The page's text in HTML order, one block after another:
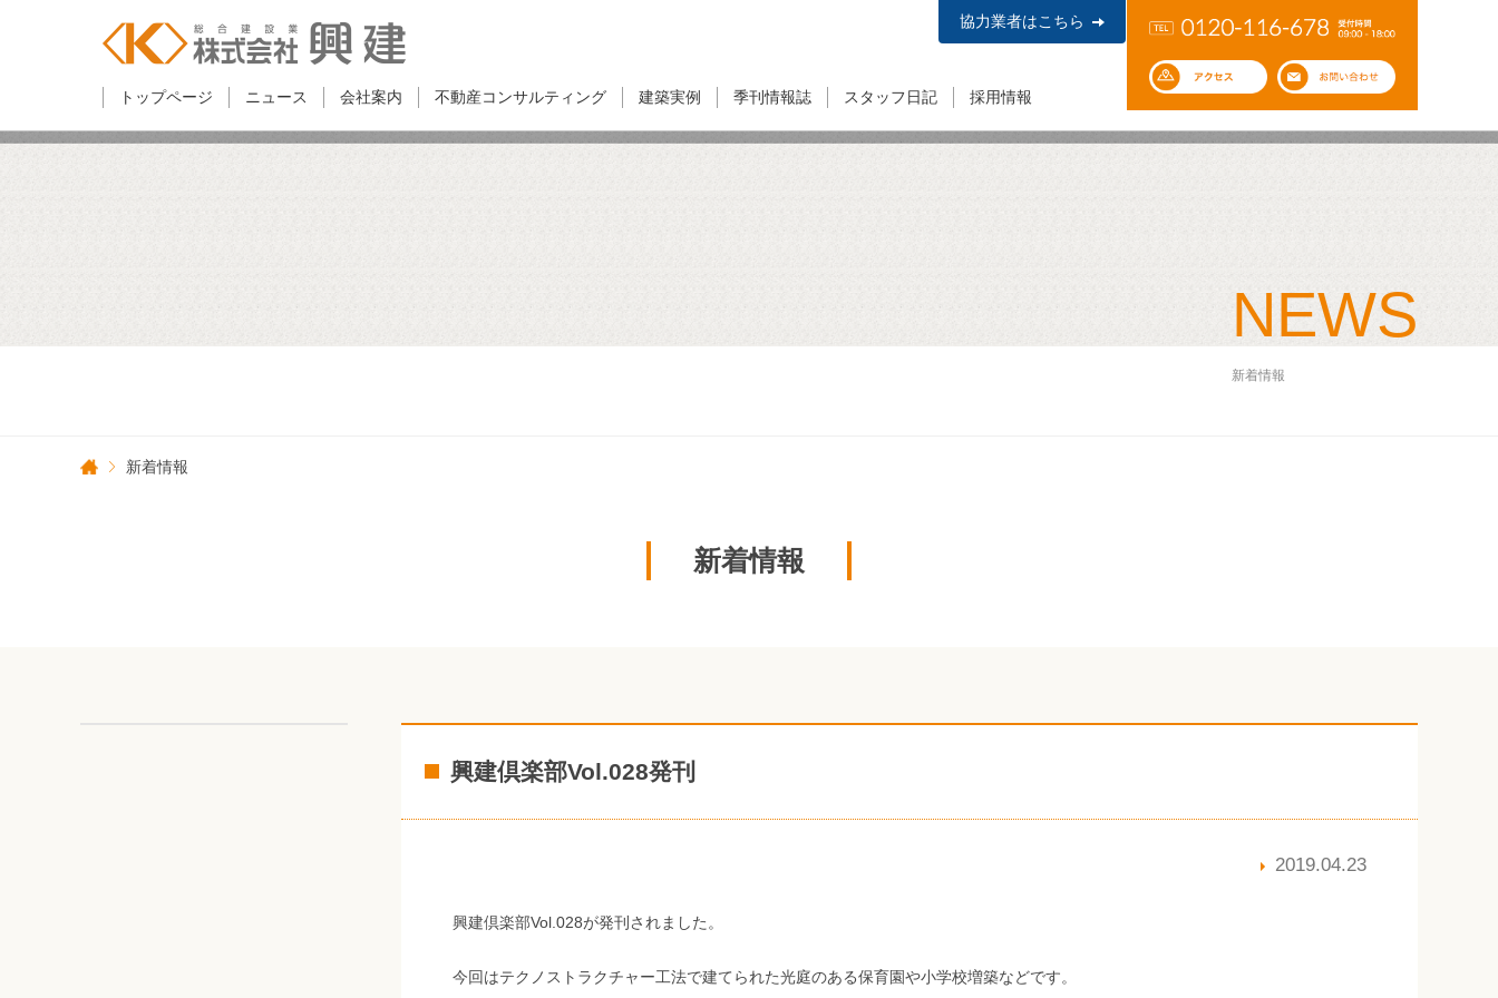
協力業者はこちら
トップページ ニュース 会社案内 不動産コンサルティング 建築実例 季刊情報誌 スタッフ日記 採用情報
NEWS
新着情報
新着情報
新着情報
興建倶楽部Vol.028発刊
2019.04.23
興建倶楽部Vol.028が発刊されました。
今回はテクノストラクチャー工法で建てられた光庭のある保育園や小学校増築などです。